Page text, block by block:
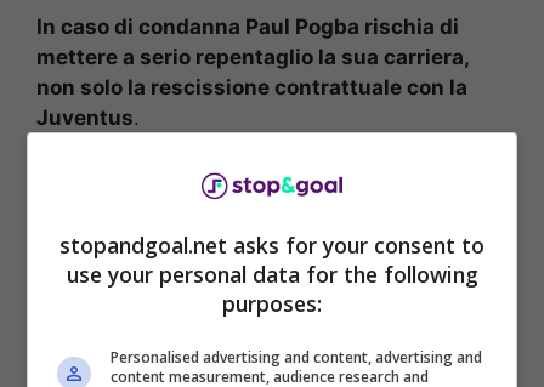
In caso di condanna Paul Pogba rischia di
mettere a serio repentaglio la sua carriera,
non solo la rescissione contrattuale con la
Juventus.
stopandgoal.net asks for your consent to
use your personal data for the following
purposes:
Personalised advertising and content, advertising and
content measurement, audience research and